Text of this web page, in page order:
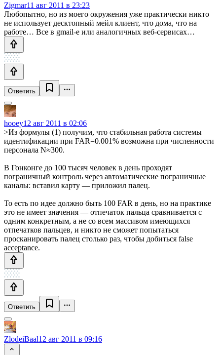
Zigmar11 авг 2011 в 23:23
Любопытно, но из моего окружения уже практически никто
не использует десктопный мейл клиент, что дома, что на
работе… Все в gmail-е или аналогичных веб-сервисах…
Ответить
hooey12 авг 2011 в 02:06
>Из формулы (1) получим, что стабильная работа системы
идентификации при FAR=0.001% возможна при численности
персонала N≈300.
В Гонконге до 100 тысяч человек в день проходят
пограничный контроль через автоматические пограничные
каналы: вставил карту — приложил палец.
То есть по идее должно быть 100 FAR в день, но на практике
это не имеет значения — отпечаток пальца сравнивается с
одним конкретным, а не со всем массивом имеющихся
отпечатков пальцев, и никто не сможет попытаться
просканировать палец столько раз, чтобы добиться false
acceptance.
Ответить
ZlodeiBaal12 авг 2011 в 09:16